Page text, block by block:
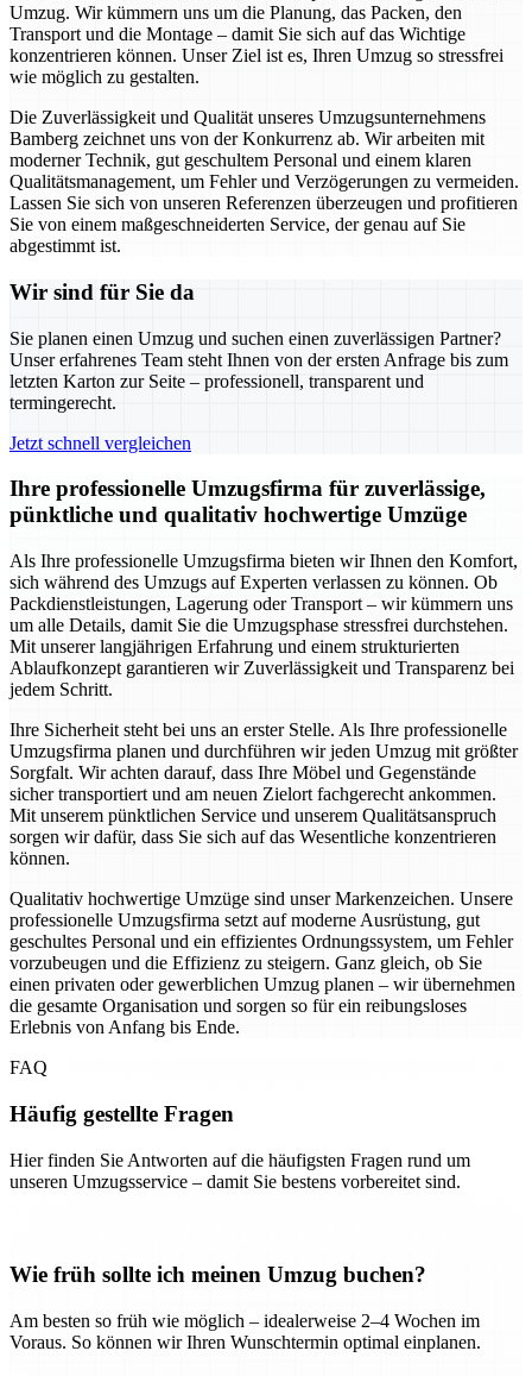
Umzug. Wir kümmern uns um die Planung, das Packen, den
Transport und die Montage – damit Sie sich auf das Wichtige
konzentrieren können. Unser Ziel ist es, Ihren Umzug so stressfrei
wie möglich zu gestalten.
Die Zuverlässigkeit und Qualität unseres Umzugsunternehmens
Bamberg zeichnet uns von der Konkurrenz ab. Wir arbeiten mit
moderner Technik, gut geschultem Personal und einem klaren
Qualitätsmanagement, um Fehler und Verzögerungen zu vermeiden.
Lassen Sie sich von unseren Referenzen überzeugen und profitieren
Sie von einem maßgeschneiderten Service, der genau auf Sie
abgestimmt ist.
Wir sind für Sie da
Sie planen einen Umzug und suchen einen zuverlässigen Partner?
Unser erfahrenes Team steht Ihnen von der ersten Anfrage bis zum
letzten Karton zur Seite – professionell, transparent und
termingerecht.
Jetzt schnell vergleichen
Ihre professionelle Umzugsfirma für zuverlässige,
pünktliche und qualitativ hochwertige Umzüge
Als Ihre professionelle Umzugsfirma bieten wir Ihnen den Komfort,
sich während des Umzugs auf Experten verlassen zu können. Ob
Packdienstleistungen, Lagerung oder Transport – wir kümmern uns
um alle Details, damit Sie die Umzugsphase stressfrei durchstehen.
Mit unserer langjährigen Erfahrung und einem strukturierten
Ablaufkonzept garantieren wir Zuverlässigkeit und Transparenz bei
jedem Schritt.
Ihre Sicherheit steht bei uns an erster Stelle. Als Ihre professionelle
Umzugsfirma planen und durchführen wir jeden Umzug mit größter
Sorgfalt. Wir achten darauf, dass Ihre Möbel und Gegenstände
sicher transportiert und am neuen Zielort fachgerecht ankommen.
Mit unserem pünktlichen Service und unserem Qualitätsanspruch
sorgen wir dafür, dass Sie sich auf das Wesentliche konzentrieren
können.
Qualitativ hochwertige Umzüge sind unser Markenzeichen. Unsere
professionelle Umzugsfirma setzt auf moderne Ausrüstung, gut
geschultes Personal und ein effizientes Ordnungssystem, um Fehler
vorzubeugen und die Effizienz zu steigern. Ganz gleich, ob Sie
einen privaten oder gewerblichen Umzug planen – wir übernehmen
die gesamte Organisation und sorgen so für ein reibungsloses
Erlebnis von Anfang bis Ende.
FAQ
Häufig gestellte Fragen
Hier finden Sie Antworten auf die häufigsten Fragen rund um
unseren Umzugsservice – damit Sie bestens vorbereitet sind.
Wie früh sollte ich meinen Umzug buchen?
Am besten so früh wie möglich – idealerweise 2–4 Wochen im
Voraus. So können wir Ihren Wunschtermin optimal einplanen.